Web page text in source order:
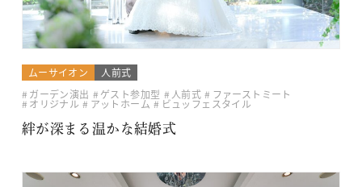
ムーサイオン
人前式
ガーデン演出
ゲスト参加型 人前式 ファーストミート
オリジナル アットホーム
ビュッフェスタイル
絆が深まる温かな結婚式